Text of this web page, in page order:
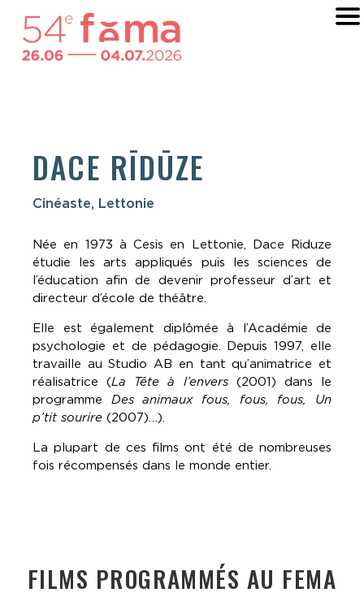
DACE RĪDŪZE
Cinéaste, Lettonie
Née en 1973 à Cesis en Lettonie, Dace Riduze
étudie les arts appliqués puis les sciences de
l’éducation afin de devenir professeur d’art et
directeur d’école de théâtre.
Elle est également diplômée à l’Académie de
psychologie et de pédagogie. Depuis 1997, elle
travaille au Studio AB en tant qu’animatrice et
réalisatrice (La Tête à l’envers(2001) dans le
programme Des animaux fous, fous, fous, Un
p’tit sourire (2007)…).
La plupart de ces films ont été de nombreuses
fois récompensés dans le monde entier.
FILMS PROGRAMMÉS AU FEMA